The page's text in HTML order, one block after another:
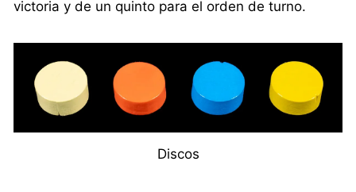
victoria y de un quinto para el orden de turno.
Discos